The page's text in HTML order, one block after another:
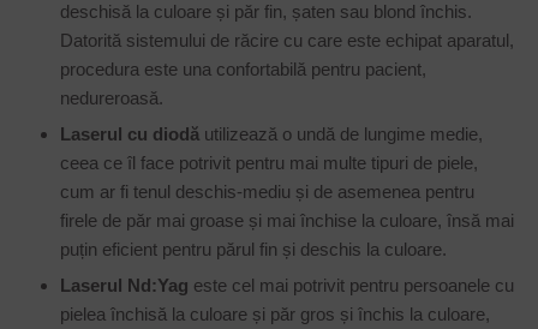
deschisă la culoare și păr fin, șaten sau blond închis.
Datorită sistemului de răcire cu care este echipat aparatul,
procedura este una confortabilă pentru pacient,
nedureroasă.
Laserul cu diodă utilizează o undă de lungime medie,
ceea ce îl face potrivit pentru mai multe tipuri de piele,
cum ar fi tenul deschis-mediu și de asemenea pentru
firele de păr mai groase și mai închise la culoare, însă mai
puțin eficient pentru părul fin și deschis la culoare.
Laserul Nd:Yag este cel mai potrivit pentru persoanele cu
pielea închisă la culoare și păr gros și închis la culoare,